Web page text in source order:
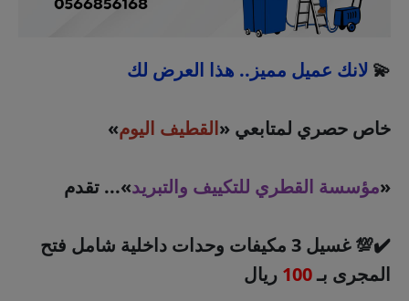
💫 لانك عميل مميز.. هذا العرض لك
خاص حصري لمتابعي «القطيف اليوم»
«مؤسسة القطري للتكييف والتبريد»... تقدم
✔️💯 غسيل 3 مكيفات وحدات داخلية شامل فتح
المجرى بـ100 ريال